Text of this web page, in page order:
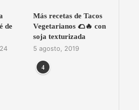
de
Más recetas de Tacos
Vegetarianos 🌮🔥 con
soja texturizada
5 agosto, 2019
4